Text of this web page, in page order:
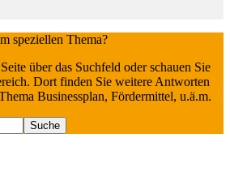
speziellen Thema?
über das Suchfeld oder schauen Sie
Dort finden Sie weitere Antworten
Businessplan, Fördermittel, u.ä.m.